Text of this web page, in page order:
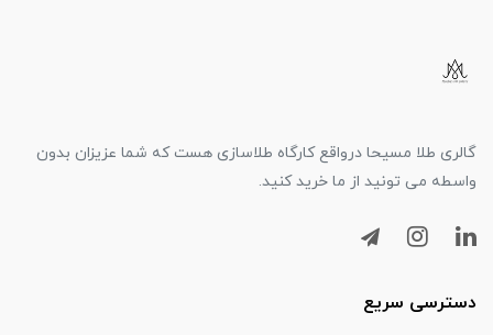
گالری طلا مسیحا درواقع کارگاه طلاسازی هست که شما عزیزان بدون
واسطه می تونید از ما خرید کنید.
دسترسی سریع